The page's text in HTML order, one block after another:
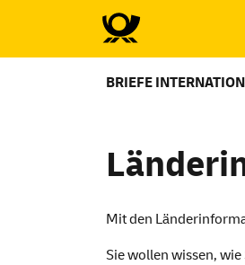
BRIEFE
Mit den
Sie wollen wissen,